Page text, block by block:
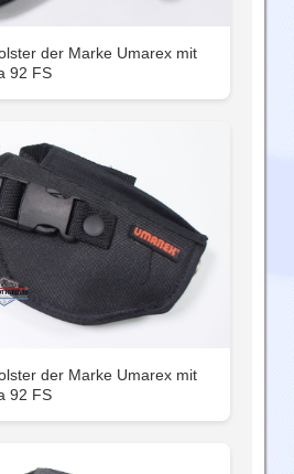
der Marke Umarex mit
92 FS
der Marke Umarex mit
92 FS